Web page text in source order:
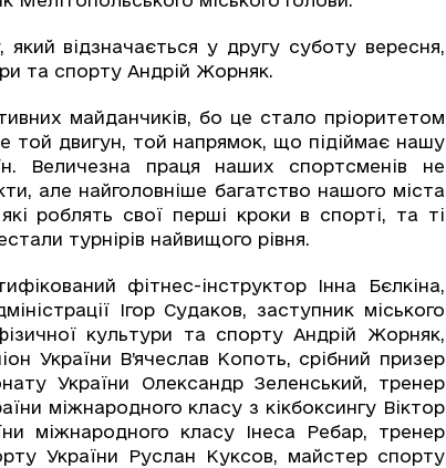
відзначається у другу суботу вересня,
та спорту Андрій Жорняк.
майданчиків, бо це стало пріоритетом
той двигун, той напрямок, що підіймає нашу
Величезна праця наших спортсменів не
але найголовніше багатство нашого міста
роблять свої перші кроки в спорті, та ті
турнірів найвищого рівня.
фітнес-інструктор Інна Бєлкіна,
Ігор Судаков, заступник міського
культури та спорту Андрій Жорняк,
України В’ячеслав Копоть, срібний призер
України Олександр Зеленський, тренер
міжнародного класу з кікбоксингу Віктор
міжнародного класу Інеса Ребар, тренер
України Руслан Куксов, майстер спорту